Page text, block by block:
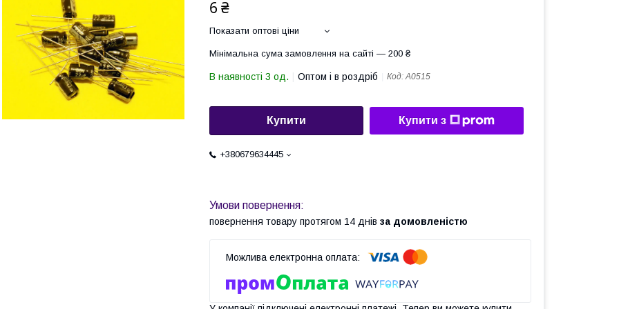
6 ₴
Показати оптові ціни
Мінімальна сума замовлення на сайті — 200 ₴
В наявності 3 од. Оптом і в роздріб Код:A0515
Купити Купити з
+380679634445
повернення товару протягом 14 днів за домовленістю